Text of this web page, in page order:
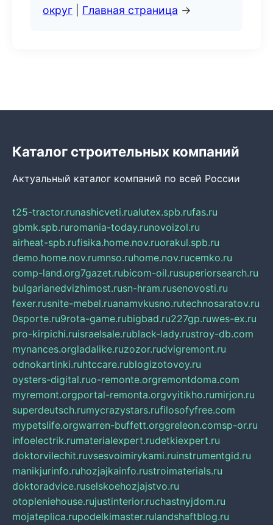
округ
Главная страница →
Каталог строительных компаний
Актуальный каталог компаний по всей России
t25-tractor.runashicveti.rualutex.spb.rufas.ru
gbmk.spb.ruromania-today.runovoizol.ru
airheat-spb.rufisika.home.nov.ruorakul.spb.ru
demo.home.nov.rumnso.ruhome.nov.rucemko.ru
comp-land.org7gazet.rubicom-oil.rusuperiorsearch.ru
bulgarianedvizhimost.rusn-hram.rusenovosti.ru
fexer.rusnite-mebel.ruanamvkusno.rutechnosaratov.ru
0sporte.ru9rota-game.rubigbad.ru227gp.ruwes-ex.ru
pro-kirpichi.ruisraelsale.rublack-lady.rustroy-db.com
mynances.orgladalike.ruzozor.rudvigremont.ru
odnokartinki.ruhtccare.rublogizotovoy.ru
oysters-digital.ruo-remonte.orgremontdoma.com
myremont.orgportal-remonta.orgvyitikho.rumirjon.ru
superdeutsch.rumycrazystars.rufilosofyfree.com
mypetslife.orgwarren-buffett.orggreleon.comsp-or.ru
infoelectrik.rumaterialexpert.rudetkiexpert.ru
doktorvilechit.ruvsesvoimirykami.ruinstrumentgid.ru
manikjurinfo.ruhozjajkainfo.rustroimaterials.ru
doktoradvice.ruselskoehozjajstvo.ru
otopleniehouse.rujustinterior.ruchastnyjdom.ru
mojateplica.rupodelkimaster.rulandshaftblog.ru